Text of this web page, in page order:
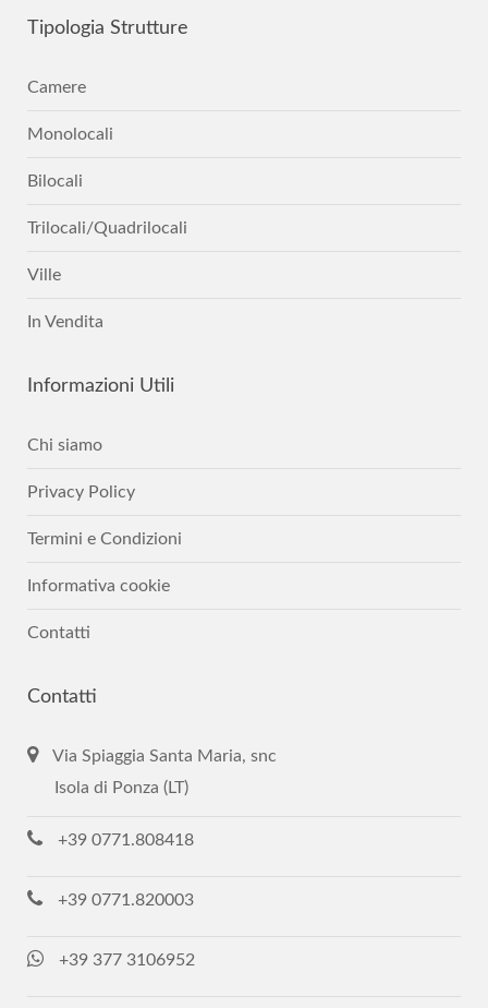
Tipologia Strutture
Camere
Monolocali
Bilocali
Trilocali/Quadrilocali
Ville
In Vendita
Informazioni Utili
Chi siamo
Privacy Policy
Termini e Condizioni
Informativa cookie
Contatti
Contatti
Via Spiaggia Santa Maria, snc
Isola di Ponza (LT)
+39 0771.808418
+39 0771.820003
+39 377 3106952